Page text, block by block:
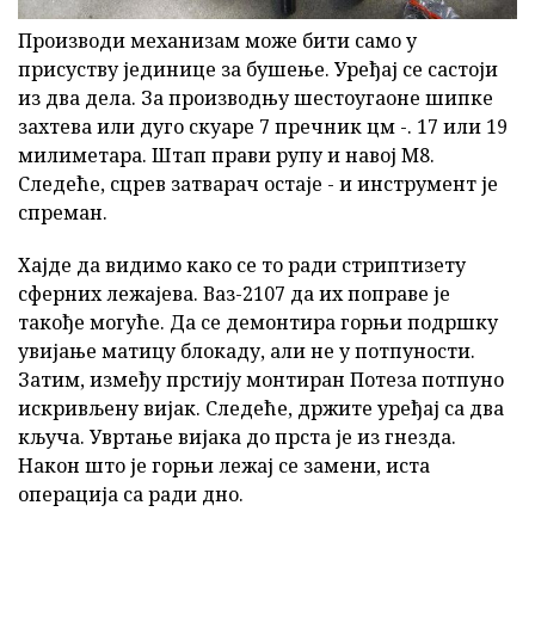
Производи механизам може бити само у
присуству јединице за бушење. Уређај се састоји
из два дела. За производњу шестоугаоне шипке
захтева или дуго скуаре 7 пречник цм -. 17 или 19
милиметара. Штап прави рупу и навој М8.
Следеће, сцрев затварач остаје - и инструмент је
спреман.
Хајде да видимо како се то ради стриптизету
сферних лежајева. Ваз-2107 да их поправе је
такође могуће. Да се демонтира горњи подршку
увијање матицу блокаду, али не у потпуности.
Затим, између прстију монтиран Потеза потпуно
искривљену вијак. Следеће, држите уређај са два
кључа. Увртање вијака до прста је из гнезда.
Након што је горњи лежај се замени, иста
операција са ради дно.